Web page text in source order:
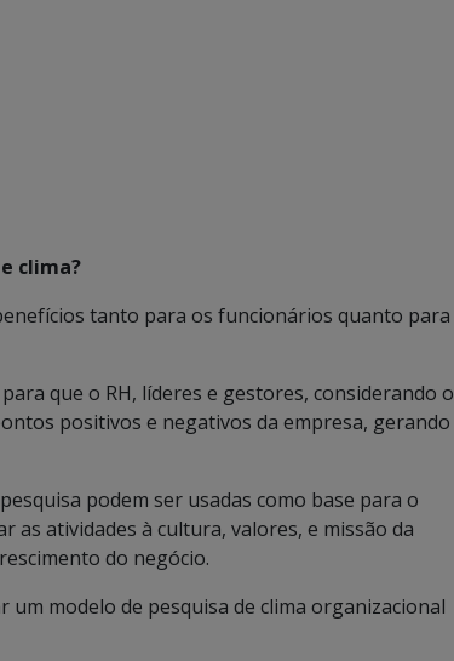
clima?
tanto para os funcionários quanto para
que o RH, líderes e gestores, considerando o
positivos e negativos da empresa, gerando
podem ser usadas como base para o
atividades à cultura, valores, e missão da
do negócio.
um modelo de pesquisa de clima organizacional